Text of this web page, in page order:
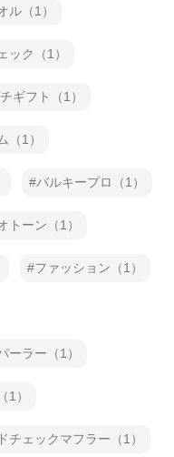
ル（1）
ック（1）
ギフト（1）
（1）
バルキープロ（1）
トーン（1）
ファッション（1）
ーラー（1）
1）
チェックマフラー（1）